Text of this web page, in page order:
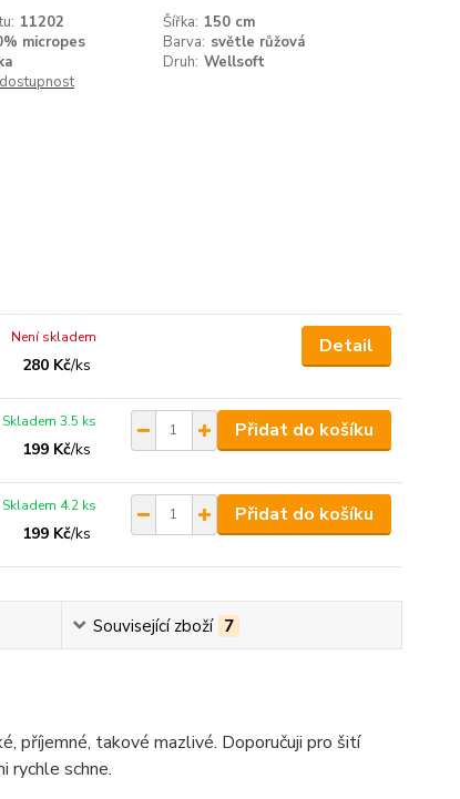
11202 Šířka: 150 cm
micropes Barva: světle růžová
Druh: Wellsoft
280 Kč/ks
Není skladem Detail
199 Kč/ks
Skladem 3.5 ks Přidat do košíku
199 Kč/ks
Skladem 4.2 ks Přidat do košíku
Související zboží 7
příjemné, takové mazlivé. Doporučuji pro šití
rychle schne.